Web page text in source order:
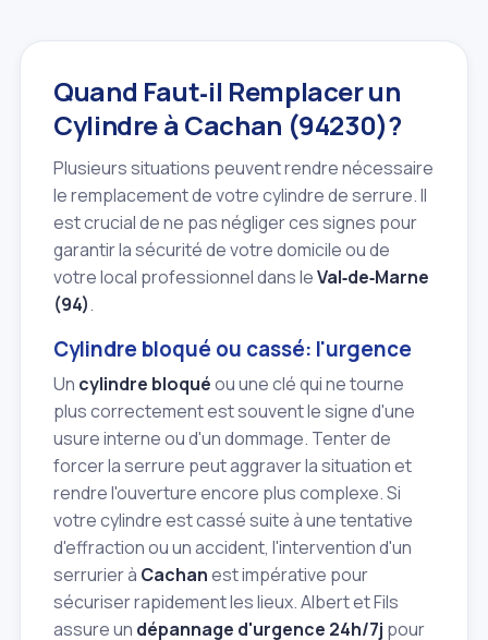
Quand Faut‑il Remplacer un
Cylindre à Cachan (94230)?
Plusieurs situations peuvent rendre nécessaire
le remplacement de votre cylindre de serrure. Il
est crucial de ne pas négliger ces signes pour
garantir la sécurité de votre domicile ou de
votre local professionnel dans leVal‑de‑Marne
(94).
Cylindre bloqué ou cassé: l'urgence
Un cylindre bloquéou une clé qui ne tourne
plus correctement est souvent le signe d'une
usure interne ou d'un dommage. Tenter de
forcer la serrure peut aggraver la situation et
rendre l'ouverture encore plus complexe. Si
votre cylindre est cassé suite à une tentative
d'effraction ou un accident, l'intervention d'un
serrurier à Cachanest impérative pour
sécuriser rapidement les lieux. Albert et Fils
assure un dépannage d'urgence 24h/7j pour